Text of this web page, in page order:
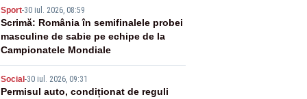
Sport-30 iul. 2026, 08:59
Scrimă: România în semifinalele probei
masculine de sabie pe echipe de la
Campionatele Mondiale
Social -30 iul. 2026, 09:31
Permisul auto, condiționat de reguli